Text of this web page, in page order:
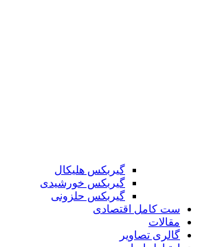
گیربکس هلیکال
گیربکس خورشیدی
گیربکس حلزونی
ست کامل اقتصادی
مقالات
گالری تصاویر